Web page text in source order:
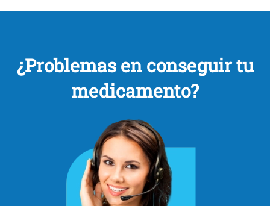
¿Problemas en conseguir tu
medicamento?